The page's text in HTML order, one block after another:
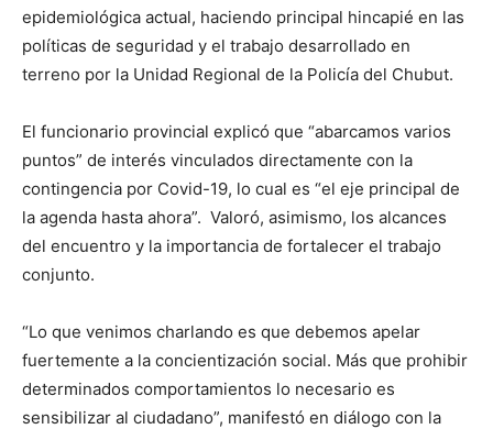
epidemiológica actual, haciendo principal hincapié en las
políticas de seguridad y el trabajo desarrollado en
terreno por la Unidad Regional de la Policía del Chubut.
El funcionario provincial explicó que “abarcamos varios
puntos” de interés vinculados directamente con la
contingencia por Covid-19, lo cual es “el eje principal de
la agenda hasta ahora”. Valoró, asimismo, los alcances
del encuentro y la importancia de fortalecer el trabajo
conjunto.
“Lo que venimos charlando es que debemos apelar
fuertemente a la concientización social. Más que prohibir
determinados comportamientos lo necesario es
sensibilizar al ciudadano”, manifestó en diálogo con la